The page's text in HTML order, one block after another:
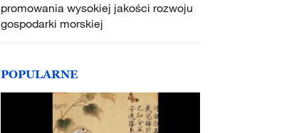
promowania wysokiej jakości rozwoju
POPULARNE